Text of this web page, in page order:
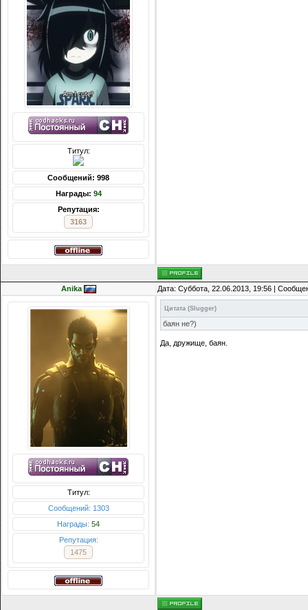
Титул:
Сообщений: 998
Награды: 94
Репутация:
3163
Anika Дата: Суббота, 22.06.2013, 19:56 |
Титул:
Сообщений: 1303
Награды: 54
Репутация:
1475
Цитата (Slugger)
баян не?)
Да, дружище, баян.